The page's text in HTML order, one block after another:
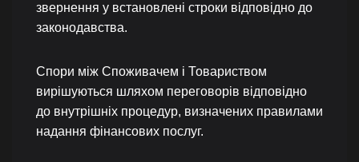
звернення у встановлені строки відповідно до
законодавства.
Спори між Споживачем і Товариством
вирішуються шляхом переговорів відповідно
до внутрішніх процедур, визначених правилами
надання фінансових послуг.